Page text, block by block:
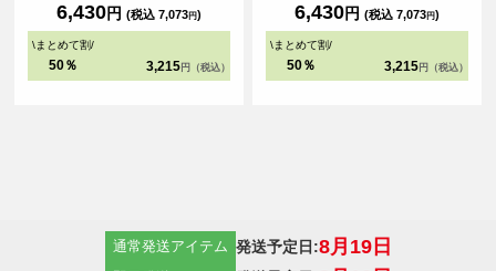
6,430円 (税込 7,073円)
\まとめて割/
50％ 3,215 円（税込）
6,430円 (税込 7,073円)
\まとめて割/
50％ 3,215 円（税込）
通常発送アイテム 発送予定日:8月19日